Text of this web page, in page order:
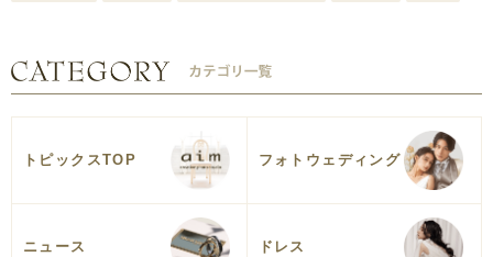
トピックスTOP フォトウェディング
ニュース ドレス